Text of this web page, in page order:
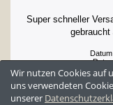
Super schneller
gebraucht
Wir nutzen Cookies auf
uns verwendeten
unserer